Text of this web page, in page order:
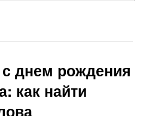
днем рождения
как найти